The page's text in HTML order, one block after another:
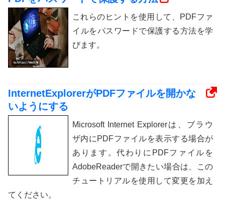
これらのヒントを使用して、PDFファ
イルをパスワードで保護する方法を学
びます。
InternetExplorerがPDFファイルを開かな
いようにする
Microsoft Internet Explorerは、ブラウ
ザ内にPDFファイルを表示する場合が
あります。代わりにPDFファイルを
AdobeReaderで開きたい場合は、この
チュートリアルを使用して変更を加え
てください。